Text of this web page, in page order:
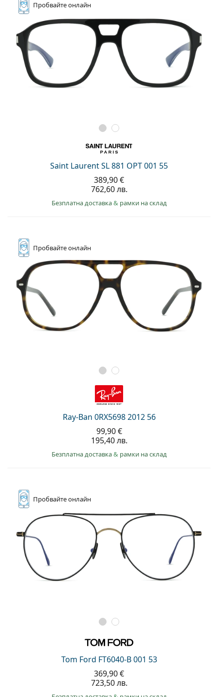
Пробвайтеонлайн
Saint Laurent SL 881 OPT 001 55
389,90 €
762,60 лв.
Безплатна доставка& рамки на склад
Пробвайтеонлайн
Ray-Ban 0RX5698 2012 56
99,90 €
195,40 лв.
Безплатна доставка& рамки на склад
Пробвайтеонлайн
Tom Ford FT6040-B 001 53
369,90 €
723,50 лв.